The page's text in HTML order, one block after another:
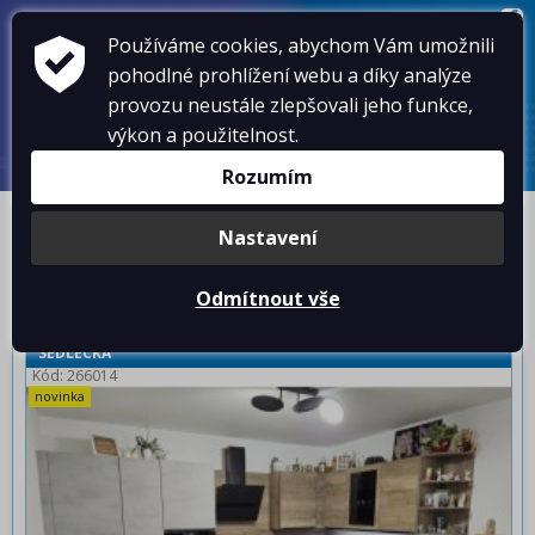
KONTAKTY
NOVINKY
AKTUÁLNĚ
O NÁS
SEDLECKÁ
Kód: 266014
novinka
Používáme cookies, abychom Vám umožnili
pohodlné prohlížení webu a díky analýze
provozu neustále zlepšovali jeho funkce,
výkon a použitelnost.
Rozumím
Nastavení
Odmítnout vše